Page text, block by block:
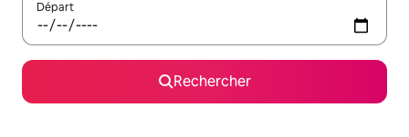
Départ
Rechercher